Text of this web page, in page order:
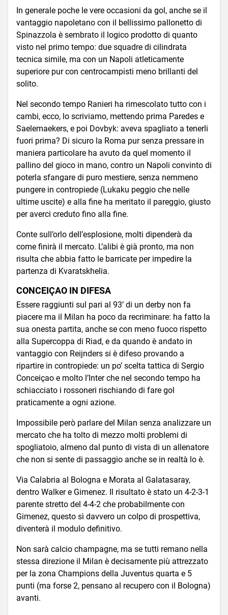
In generale poche le vere occasioni da gol, anche se il
vantaggio napoletano con il bellissimo pallonetto di
Spinazzola è sembrato il logico prodotto di quanto
visto nel primo tempo: due squadre di cilindrata
tecnica simile, ma con un Napoli atleticamente
superiore pur con centrocampisti meno brillanti del
solito.
Nel secondo tempo Ranieri ha rimescolato tutto con i
cambi, ecco, lo scriviamo, mettendo prima Paredes e
Saelemaekers, e poi Dovbyk: aveva spagliato a tenerli
fuori prima? Di sicuro la Roma pur senza pressare in
maniera particolare ha avuto da quel momento il
pallino del gioco in mano, contro un Napoli convinto di
poterla sfangare di puro mestiere, senza nemmeno
pungere in contropiede (Lukaku peggio che nelle
ultime uscite) e alla fine ha meritato il pareggio, giusto
per averci creduto fino alla fine.
Conte sull’orlo dell’esplosione, molti dipenderà da
come finirà il mercato. L’alibi è già pronto, ma non
risulta che abbia fatto le barricate per impedire la
partenza di Kvaratskhelia.
CONCEIÇAO IN DIFESA
Essere raggiunti sul pari al 93’ di un derby non fa
piacere ma il Milan ha poco da recriminare: ha fatto la
sua onesta partita, anche se con meno fuoco rispetto
alla Supercoppa di Riad, e da quando è andato in
vantaggio con Reijnders si è difeso provando a
ripartire in contropiede: un po’ scelta tattica di Sergio
Conceiçao e molto l’Inter che nel secondo tempo ha
schiacciato i rossoneri rischiando di fare gol
praticamente a ogni azione.
Impossibile però parlare del Milan senza analizzare un
mercato che ha tolto di mezzo molti problemi di
spogliatoio, almeno dal punto di vista di un allenatore
che non si sente di passaggio anche se in realtà lo è.
Via Calabria al Bologna e Morata al Galatasaray,
dentro Walker e Gimenez. Il risultato è stato un 4-2-3-1
parente stretto del 4-4-2 che probabilmente con
Gimenez, questo sì davvero un colpo di prospettiva,
diventerà il modulo definitivo.
Non sarà calcio champagne, ma se tutti remano nella
stessa direzione il Milan è decisamente più attrezzato
per la zona Champions della Juventus quarta e 5
punti (ma forse 2, pensano al recupero con il Bologna)
avanti.